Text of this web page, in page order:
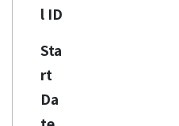
l ID
Sta
rt
Da